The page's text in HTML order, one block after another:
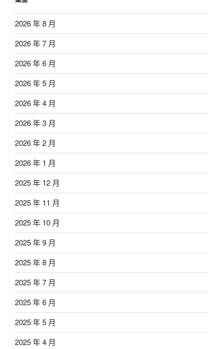
2026 年 8 月
2026 年 7 月
2026 年 6 月
2026 年 5 月
2026 年 4 月
2026 年 3 月
2026 年 2 月
2026 年 1 月
2025 年 12 月
2025 年 11 月
2025 年 10 月
2025 年 9 月
2025 年 8 月
2025 年 7 月
2025 年 6 月
2025 年 5 月
2025 年 4 月